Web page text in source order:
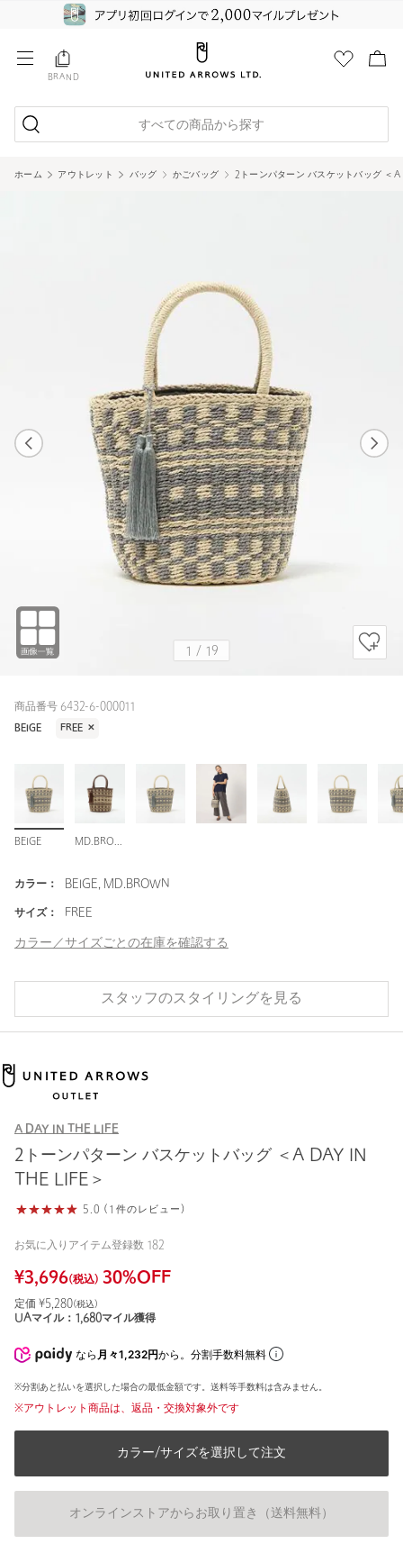
BRAND
すべての商品から探す
ホーム アウトレット バッグ かごバッグ 2トーンパターン バスケットバッグ ＜
1 / 19
商品番号 6432-6-000011
BEIGE FREE ✕
BEIGE
カラー： BEIGE, MD.BROWN
サイズ： FREE
カラー／サイズごとの在庫を確認する
スタッフのスタイリングを見る
A DAY IN THE LIFE
2トーンパターン バスケットバッグ ＜A DAY IN
THE LIFE＞
5.0 (1件のレビュー)
お気に入りアイテム登録数 182
¥3,696(税込) 30%OFF
定価 ¥5,280(税込)
UAマイル： 1,680マイル獲得
なら 月々1,232円から。分割手数料無料
※分割あと払いを選択した場合の最低金額です。送料等手数料は含みません。
※アウトレット商品は、返品・交換対象外です
カラー/サイズを選択して注文
オンラインストアからお取り置き（送料無料）
BEIGE
1 19
MD.BROWN / FREE